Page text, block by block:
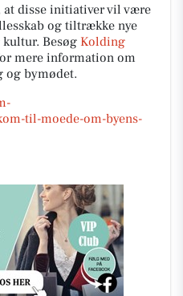
at disse initiativer vil være
og tiltrække nye
Besøg Kolding
mere information om
og bymødet.
til-moede-om-byens-